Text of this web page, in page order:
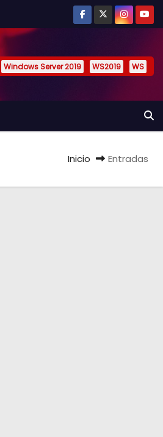
Windows Server 2019 WS2019 WS
Inicio Entradas